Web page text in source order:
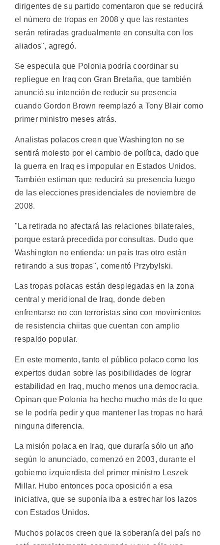
dirigentes de su partido comentaron que se reducirá
el número de tropas en 2008 y que las restantes
serán retiradas gradualmente en consulta con los
aliados", agregó.
Se especula que Polonia podría coordinar su
repliegue en Iraq con Gran Bretaña, que también
anunció su intención de reducir su presencia
cuando Gordon Brown reemplazó a Tony Blair como
primer ministro meses atrás.
Analistas polacos creen que Washington no se
sentirá molesto por el cambio de política, dado que
la guerra en Iraq es impopular en Estados Unidos.
También estiman que reducirá su presencia luego
de las elecciones presidenciales de noviembre de
2008.
"La retirada no afectará las relaciones bilaterales,
porque estará precedida por consultas. Dudo que
Washington no entienda: un país tras otro están
retirando a sus tropas", comentó Przybylski.
Las tropas polacas están desplegadas en la zona
central y meridional de Iraq, donde deben
enfrentarse no con terroristas sino con movimientos
de resistencia chiitas que cuentan con amplio
respaldo popular.
En este momento, tanto el público polaco como los
expertos dudan sobre las posibilidades de lograr
estabilidad en Iraq, mucho menos una democracia.
Opinan que Polonia ha hecho mucho más de lo que
se le podría pedir y que mantener las tropas no hará
ninguna diferencia.
La misión polaca en Iraq, que duraría sólo un año
según lo anunciado, comenzó en 2003, durante el
gobierno izquierdista del primer ministro Leszek
Millar. Hubo entonces poca oposición a esa
iniciativa, que se suponía iba a estrechar los lazos
con Estados Unidos.
Muchos polacos creen que la soberanía del país no